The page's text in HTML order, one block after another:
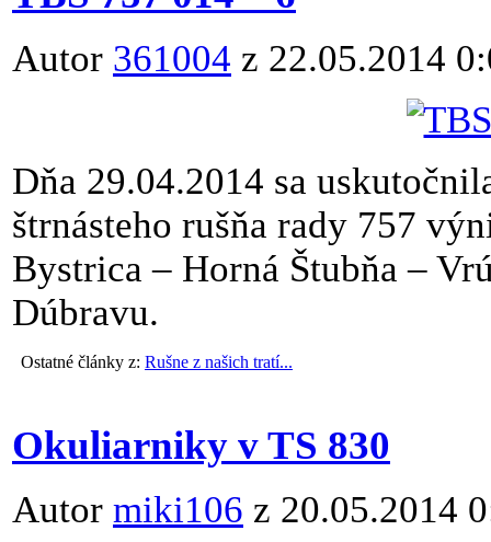
Autor 361004 z 22.05.2014
Dňa 29.04.2014 sa
štrnásteho rušňa rady 757
Bystrica – Horná Štubňa –
Dúbravu.
Ostatné články z: Rušne z našich tratí...
Okuliarniky v TS 830
Autor miki106 z 20.05.2014